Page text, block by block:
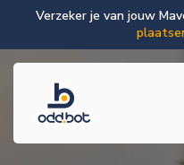
Verzeker je van jouw